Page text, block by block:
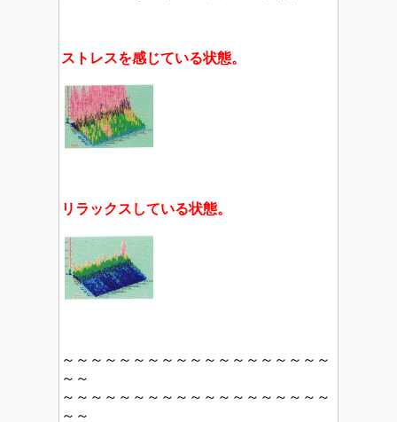
ストレスを感じている状態。
リラックスしている状態。
～～～～～～～～～～～～～～～～～～～
～～
～～～～～～～～～～～～～～～～～～～
～～